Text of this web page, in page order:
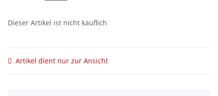
Dieser Artikel ist nicht käuflich
Artikel dient nur zur Ansicht